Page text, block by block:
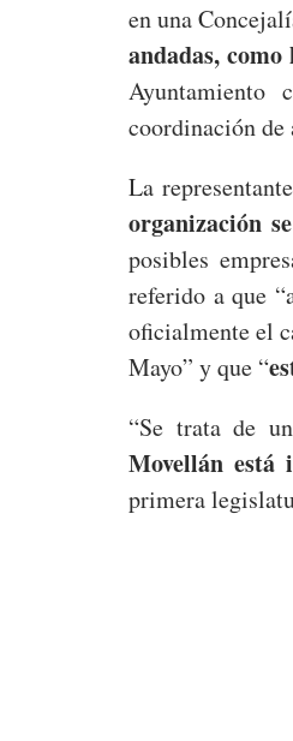
en una
andadas,
Ayuntamiento
coordinación de
La
organización
posibles
referido a que
oficialmente el
Mayo” y que “
“Se trata de
Movellán está
primera